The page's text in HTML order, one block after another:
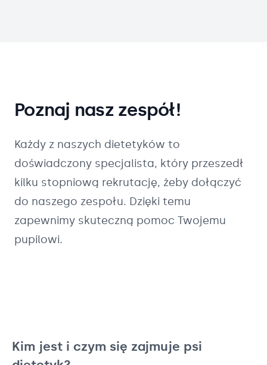
Poznaj nasz zespół!
Każdy z naszych dietetyków to
doświadczony specjalista, który przeszedł
kilku stopniową rekrutację, żeby dołączyć
do naszego zespołu. Dzięki temu
zapewnimy skuteczną pomoc Twojemu
pupilowi.
Kim jest i czym się zajmuje psi